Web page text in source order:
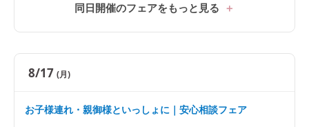
同日開催のフェアをもっと見る
8/17 (月)
お子様連れ・親御様といっしょに｜安心相談フェア